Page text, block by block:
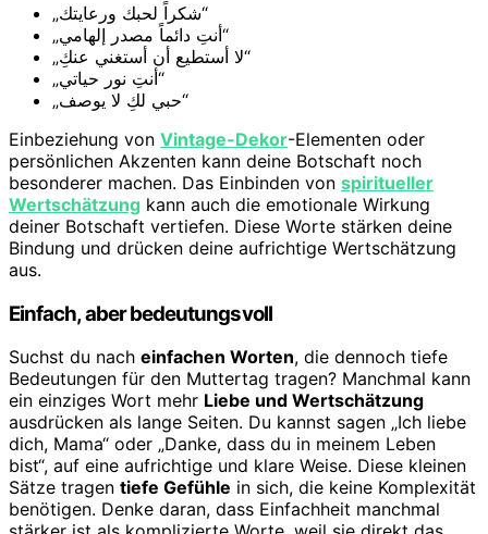
„شكراً لحبك ورعايتك“
„أنتِ دائماً مصدر إلهامي“
„لا أستطيع أن أستغني عنكِ“
„أنتِ نور حياتي“
„حبي لكِ لا يوصف“
Einbeziehung von Vintage-Dekor-Elementen oder
persönlichen Akzenten kann deine Botschaft noch
besonderer machen. Das Einbinden von spiritueller
Wertschätzung kann auch die emotionale Wirkung
deiner Botschaft vertiefen. Diese Worte stärken deine
Bindung und drücken deine aufrichtige Wertschätzung
aus.
Einfach, aber bedeutungsvoll
Suchst du nach einfachen Worten, die dennoch tiefe
Bedeutungen für den Muttertag tragen? Manchmal kann
ein einziges Wort mehr Liebe und Wertschätzung
ausdrücken als lange Seiten. Du kannst sagen „Ich liebe
dich, Mama“ oder „Danke, dass du in meinem Leben
bist“, auf eine aufrichtige und klare Weise. Diese kleinen
Sätze tragen tiefe Gefühle in sich, die keine Komplexität
benötigen. Denke daran, dass Einfachheit manchmal